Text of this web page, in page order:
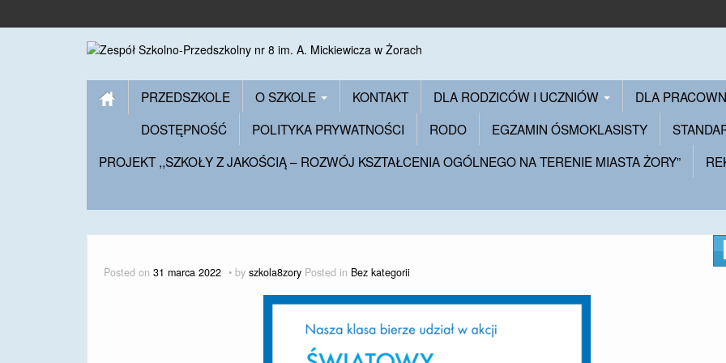
PRZEDSZKOLE O SZKOLE KONTAKT DLA RODZICÓW I UCZNIÓW DLA
DOSTĘPNOŚĆ
POLITYKA PRYWATNOŚCI RODO EGZAMIN ÓSMOKLASISTY
PROJEKT ,,SZKOŁY Z JAKOŚCIĄ – ROZWÓJ KSZTAŁCENIA OGÓLNEGO NA TERENIE MIASTA ŻORY”
Posted on 31 marca 2022 by szkola8zory Posted in Bez kategorii